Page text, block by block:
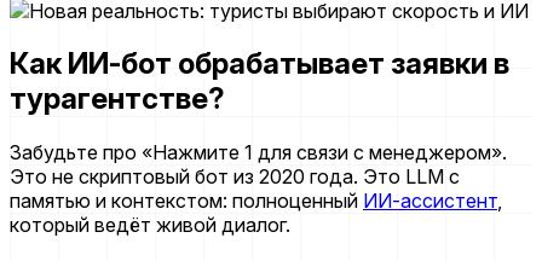
Как ИИ-бот обрабатывает заявки в
турагентстве?
Забудьте про «Нажмите 1 для связи с менеджером».
Это не скриптовый бот из 2020 года. Это LLM с
памятью и контекстом: полноценный ИИ-ассистент,
который ведёт живой диалог.